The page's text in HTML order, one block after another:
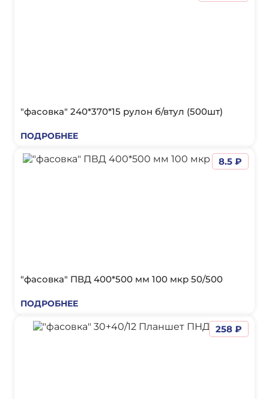
"фасовка" 240*370*15 рулон б/втул (500шт)
ПОДРОБНЕЕ
"фасовка" ПВД 400*500 мм 100 мкр 50/500
ПОДРОБНЕЕ
8.5 ₽
258 ₽